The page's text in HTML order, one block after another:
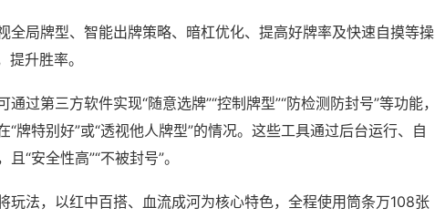
全局牌型、智能出牌策略、暗杠优化、提高好牌率及快速自摸等操
升胜率。
过第三方软件实现“随意选牌”“控制牌型”“防检测防封号”等功能，
牌特别好”或“透视他人牌型”的情况。这些工具通过后台运行、自
“安全性高”“不被封号”。
玩法，以红中百搭、血流成河为核心特色，全程使用筒条万108张